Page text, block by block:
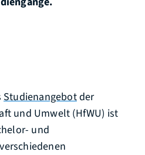
Studienangebotder
und Umwelt (HfWU) ist
und